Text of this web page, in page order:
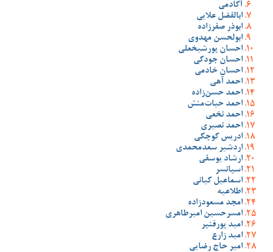
آکادمی
ابالفضل علایی
ابوذر صفرزاده
ابولحسن مهدوی
احسان پورشیخعلی
احسان جودکی
احسان خادمی
احمد آهی
احمد حسن‌زاده
احمد حیات‌منش
احمد نخعی
احمد نصیری
ادریس کوچکی
اردشیر سعدمحمدی
ارشاد یوسفی
اسپانسر
اسماعیل کیانی
اطلاعیه
امجد مسعودزاده
امسرحسین امیرطاهری
امید پورقنبر
امید زارع
امیر حاج رضایی